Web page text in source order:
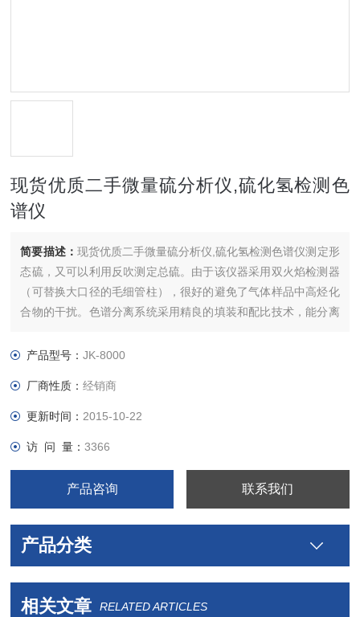
现货优质二手微量硫分析仪,硫化氢检测色
谱仪
简要描述： 现货优质二手微量硫分析仪,硫化氢检测色谱仪测定形
态硫，又可以利用反吹测定总硫。由于该仪器采用双火焰检测器
（可替换大口径的毛细管柱），很好的避免了气体样品中高烃化
合物的干扰。色谱分离系统采用精良的填装和配比技术，能分离
产品型号：JK-8000
厂商性质：经销商
更新时间： 2015-10-22
访 问 量：3366
产品咨询 联系我们
产品分类
相关文章 RELATED ARTICLES